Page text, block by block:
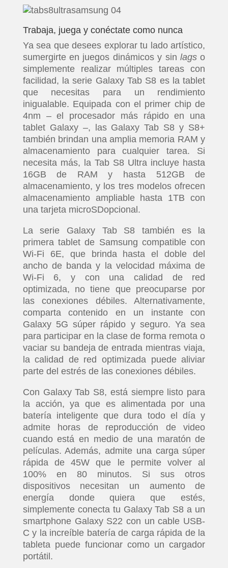
Trabaja, juega y conéctate como nunca
Ya sea que desees explorar tu lado artístico,
sumergirte en juegos dinámicos y sin lagso
simplemente realizar múltiples tareas con
facilidad, la serie Galaxy Tab S8 es la tablet
que necesitas para un rendimiento
inigualable. Equipada con el primer chip de
4nm – el procesador más rápido en una
tablet Galaxy –, las Galaxy Tab S8 y S8+
también brindan una amplia memoria RAM y
almacenamiento para cualquier tarea. Si
necesita más, la Tab S8 Ultra incluye hasta
16GB de RAM y hasta 512GB de
almacenamiento, y los tres modelos ofrecen
almacenamiento ampliable hasta 1TB con
una tarjeta microSDopcional.
La serie Galaxy Tab S8 también es la
primera tablet de Samsung compatible con
Wi-Fi 6E, que brinda hasta el doble del
ancho de banda y la velocidad máxima de
Wi-Fi 6, y con una calidad de red
optimizada, no tiene que preocuparse por
las conexiones débiles. Alternativamente,
comparta contenido en un instante con
Galaxy 5G súper rápido y seguro. Ya sea
para participar en la clase de forma remota o
vaciar su bandeja de entrada mientras viaja,
la calidad de red optimizada puede aliviar
parte del estrés de las conexiones débiles.
Con Galaxy Tab S8, está siempre listo para
la acción, ya que es alimentada por una
batería inteligente que dura todo el día y
admite horas de reproducción de video
cuando está en medio de una maratón de
películas. Además, admite una carga súper
rápida de 45W que le permite volver al
100% en 80 minutos. Si sus otros
dispositivos necesitan un aumento de
energía donde quiera que estés,
simplemente conecta tu Galaxy Tab S8 a un
smartphone Galaxy S22 con un cable USB-
C y la increíble batería de carga rápida de la
tableta puede funcionar como un cargador
portátil.